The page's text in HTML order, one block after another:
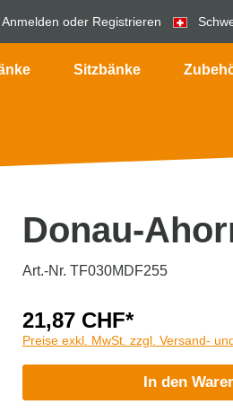
Anmelden oder Registrieren
Sitzbänke
Donau-
Art.-Nr. TF030MDF255
21,87 CHF*
Preise exkl. MwSt. zzgl. Versand-
In den